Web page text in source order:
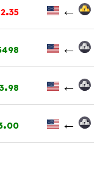
←
.35
←
←
.98
←
.00